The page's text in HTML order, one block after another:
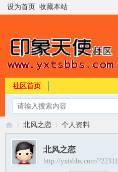
设为首页 收藏本站
社区首页
›
北风之恋 个人资料
北风之恋
http://yxtsbbs.com/?22311